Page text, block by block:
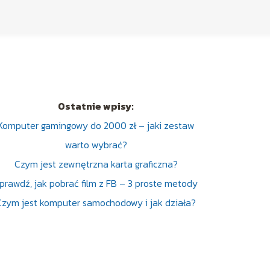
Ostatnie wpisy:
gamingowy do 2000 zł – jaki zestaw
warto wybrać?
Czym jest zewnętrzna karta graficzna?
jak pobrać film z FB – 3 proste metody
jest komputer samochodowy i jak działa?